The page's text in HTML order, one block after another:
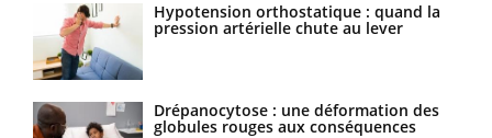
Hypotension orthostatique : quand la
pression artérielle chute au lever
Drépanocytose : une déformation des
globules rouges aux conséquences